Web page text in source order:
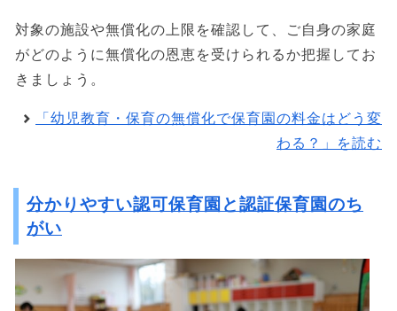
対象の施設や無償化の上限を確認して、ご自身の家庭
がどのように無償化の恩恵を受けられるか把握してお
きましょう。
「幼児教育・保育の無償化で保育園の料金はどう変
わる？」を読む
分かりやすい認可保育園と認証保育園のち
がい